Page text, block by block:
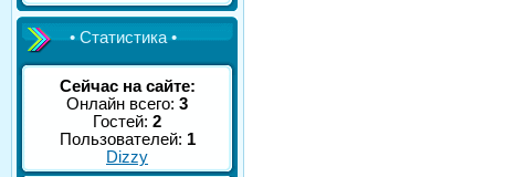
• Статистика •
Сейчас на сайте:
Онлайн всего: 3
Гостей: 2
Пользователей: 1
Dizzy